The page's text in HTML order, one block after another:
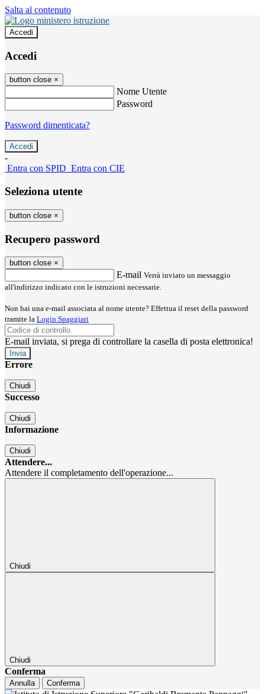
Salta al contenuto
Accedi
Accedi
button close ×
Nome Utente
Password
Password dimenticata?
-
Entra con SPID Entra con CIE
Seleziona utente
button close ×
Recupero password
button close ×
E-mail Verrà inviato un messaggio
all'indirizzo indicato con le istruzioni necessarie.
Non hai una e-mail associata al nome utente? Effettua il reset della password
tramite la Login Spaggiari
E-mail inviata, si prega di controllare la casella di posta elettronica!
Errore
Chiudi
Successo
Chiudi
Informazione
Chiudi
Attendere...
Attendere il completamento dell'operazione...
Chiudi
Chiudi
Conferma
Annulla Conferma